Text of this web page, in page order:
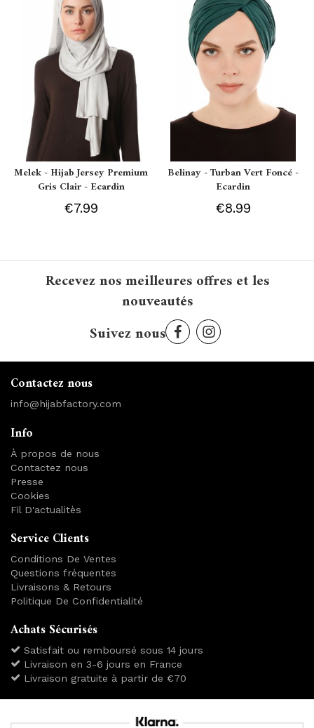
Melek - Hijab Jersey Premium
Gris Clair - Ecardin
€7.99
Belinay - Turban Vert Foncé -
Ecardin
€8.99
Recevez nos meilleures offres et les
nouveautés
Suivez nous
Contactez nous
info@hijabfactory.com
Info
À propos de nous
Contactez nous
Presse
Cookies
Fil D'actualitès
Service Clients
Conditions De Ventes
Questions fréquentes
Livraisons & Retours
Politique De Confidentialité
Achats Sécurisés
Satisfait ou remboursé sous 14 jours
Livraison en 3-6 jours en France
Livraison gratuite à partir de €70